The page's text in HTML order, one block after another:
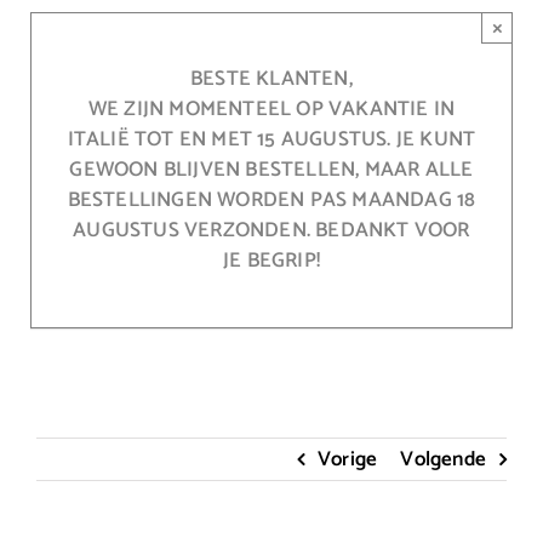
BESTE KLANTEN,
WE ZIJN MOMENTEEL OP VAKANTIE IN
ITALIË TOT EN MET 15 AUGUSTUS. JE KUNT
GEWOON BLIJVEN BESTELLEN, MAAR ALLE
BESTELLINGEN WORDEN PAS MAANDAG 18
AUGUSTUS VERZONDEN. BEDANKT VOOR
JE BEGRIP!
×
Vorige Volgende